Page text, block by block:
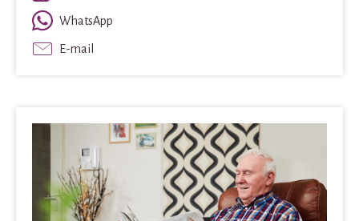
WhatsApp
E-mail